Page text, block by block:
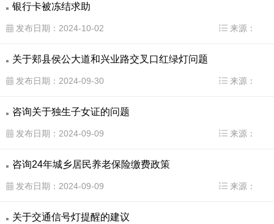
银行卡被冻结求助
发布日期：2024-10-02 来源：
关于郏县侯公大道和兴业路交叉口红绿灯问题
发布日期：2024-09-30 来源：
咨询关于独生子女证的问题
发布日期：2024-09-09 来源：
咨询24年城乡居民养老保险缴费政策
发布日期：2024-09-09 来源：
关于交通信号灯提醒的建议